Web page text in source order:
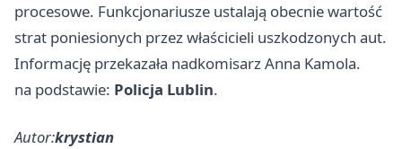
procesowe. Funkcjonariusze ustalają obecnie wartość
strat poniesionych przez właścicieli uszkodzonych aut.
Informację przekazała nadkomisarz Anna Kamola.
na podstawie: Policja Lublin.
Autor:krystian